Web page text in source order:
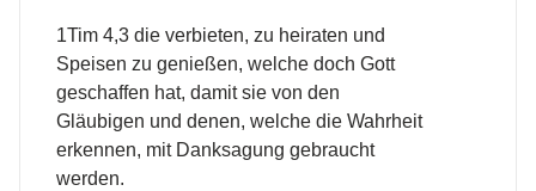
1Tim 4,3 die verbieten, zu heiraten und
Speisen zu genießen, welche doch Gott
geschaffen hat, damit sie von den
Gläubigen und denen, welche die Wahrheit
erkennen, mit Danksagung gebraucht
werden.